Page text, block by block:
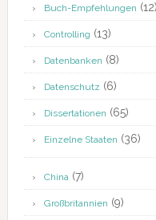
Buch-Empfehlungen (12)
Controlling (13)
Datenbanken (8)
Datenschutz (6)
Dissertationen (65)
Einzelne Staaten (36)
China(7)
Großbritannien (9)